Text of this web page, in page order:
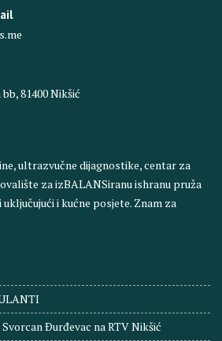
81400 Nikšić
ultrazvučne dijagnostike, centar za
za izBALANSiranu ishranu pruža
i kućne posjete. Znam za
Ðurđevac na RTV Nikšić